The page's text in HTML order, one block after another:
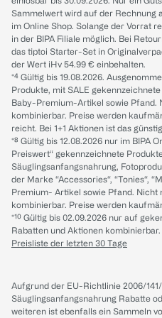
Sammelwert wird auf der Rechnung
im Online Shop. Solange der Vorrat
in der BIPA Filiale möglich. Bei
das tiptoi Starter-Set in
der Wert iHv 54.99 € einbehalten.
*⁴ Gültig bis 19.08.2026.
Produkte, mit SALE
Baby-Premium-Artikel sowie Pfand.
kombinierbar. Preise werden
reicht. Bei 1+1 Aktionen ist das
*⁸ Gültig bis 12.08.2026 nur im BIPA
Preiswert“ gekennzeichnete
Säuglingsanfangsnahrung,
der Marke “Accessories“, “Tonies“,
Premium- Artikel sowie Pfand. Nicht
kombinierbar. Preise werden
*¹⁰ Gültig bis 02.09.2026 nur auf
Rabatten und Aktionen
Preisliste der letzten 30 Tage
Aufgrund der EU-Richtlinie 2006/
Säuglingsanfangsnahrung Rabatte
weiteren ist ebenfalls ein Sammeln